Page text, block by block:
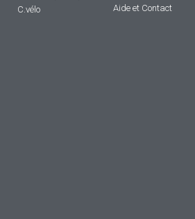
C.vélo
Aide et Contact